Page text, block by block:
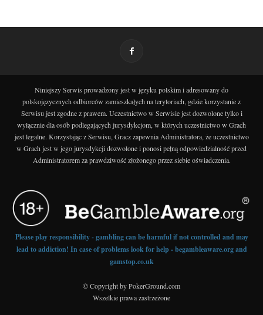
Niniejszy Serwis prowadzony jest w języku polskim i adresowany do
polskojęzycznych odbiorców zamieszkałych na terytoriach, gdzie korzystanie z
Serwisu jest zgodne z prawem. Uczestnictwo w Serwisie jest dozwolone tylko i
wyłącznie dla osób podlegających jurysdykcjom, w których uczestnictwo w Grach
jest legalne. Korzystając z Serwisu, Gracz zapewnia Administratora, że uczestnictwo
w Grach jest w jego jurysdykcji dozwolone i ponosi pełną odpowiedzialność przed
Administratorem za prawdziwość złożonego przez siebie oświadczenia.
Please play responsibility - gambling can be harmful if not controlled and may
lead to addiction! In case of problems look for help - begambleaware.org and
gamstop.co.uk
© Copyright by PokerGround.com
Wszelkie prawa zastrzeżone